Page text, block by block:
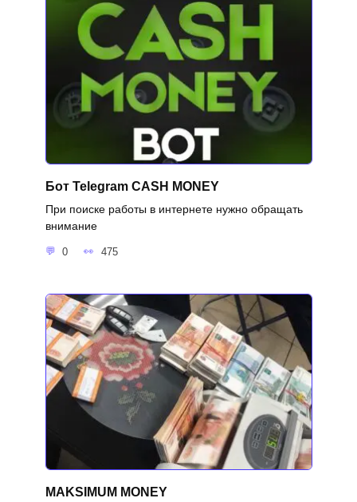
Бот Telegram CASH MONEY
При поиске работы в интернете нужно обращать
внимание
0 475
MAKSIMUM MONEY